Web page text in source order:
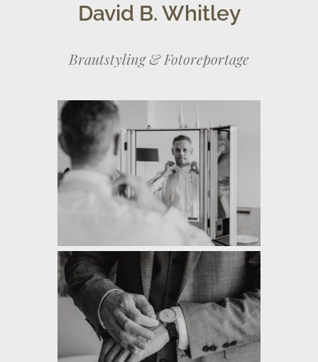
David B. Whitley
Brautstyling & Fotoreportage